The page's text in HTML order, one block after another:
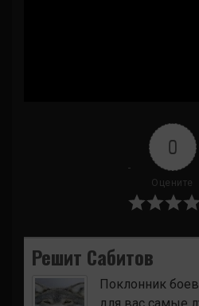
0
Оцените
Решит Сабитов
Поклонник
для вас самые